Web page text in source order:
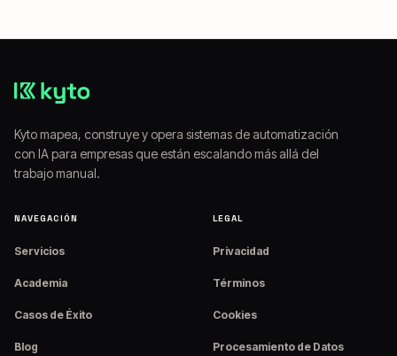
Kyto mapea, construye y opera sistemas de automatización
con IA para empresas que están escalando más allá del
trabajo manual.
NAVEGACIÓN
Servicios
Academia
Casos de Éxito
Blog
LEGAL
Privacidad
Términos
Cookies
Procesamiento de Datos